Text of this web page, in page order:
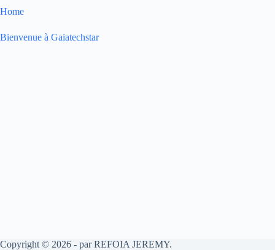
Home
Bienvenue à Gaiatechstar
Copyright © 2026 - par REFOIA JEREMY.